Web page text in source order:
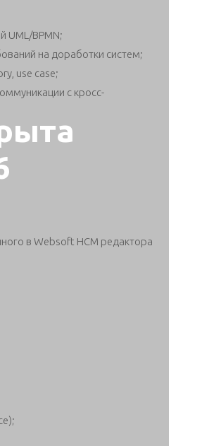
UML/BPMN;
на доработки систем;
use case;
с кросс-
в Websoft HCM редактора